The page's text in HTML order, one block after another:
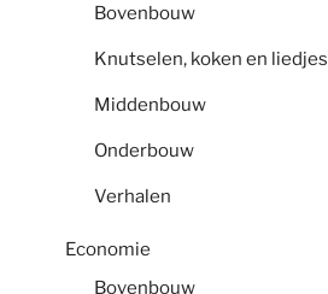
Bovenbouw
Knutselen, koken en liedjes
Middenbouw
Onderbouw
Verhalen
Economie
Bovenbouw